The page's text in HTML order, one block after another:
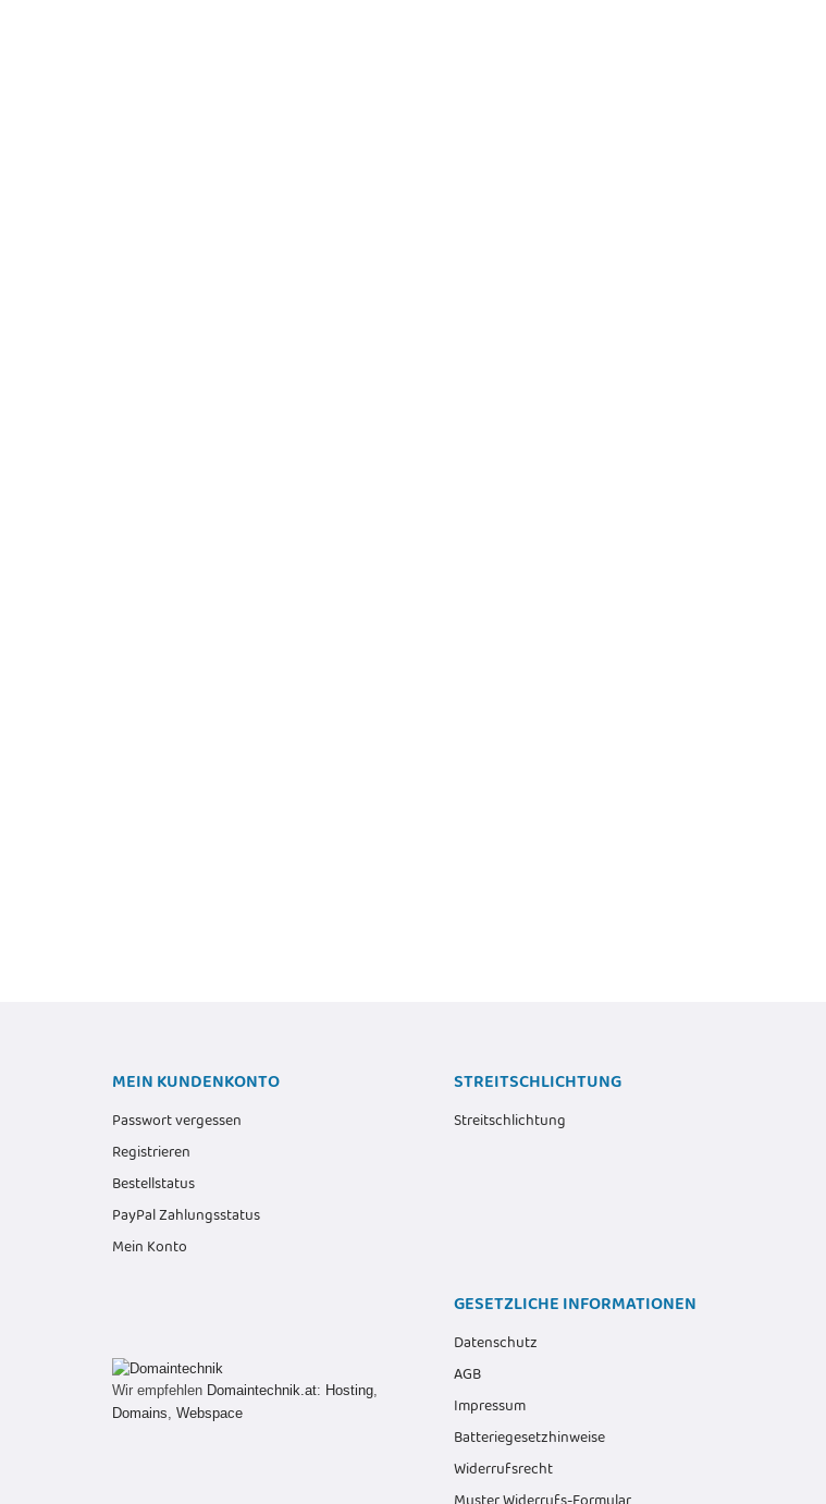
MEIN KUNDENKONTO
Passwort vergessen
Registrieren
Bestellstatus
PayPal Zahlungsstatus
Mein Konto
STREITSCHLICHTUNG
Streitschlichtung
Wir empfehlen Domaintechnik.at: Hosting,
Domains, Webspace
GESETZLICHE INFORMATIONEN
Datenschutz
AGB
Impressum
Batteriegesetzhinweise
Widerrufsrecht